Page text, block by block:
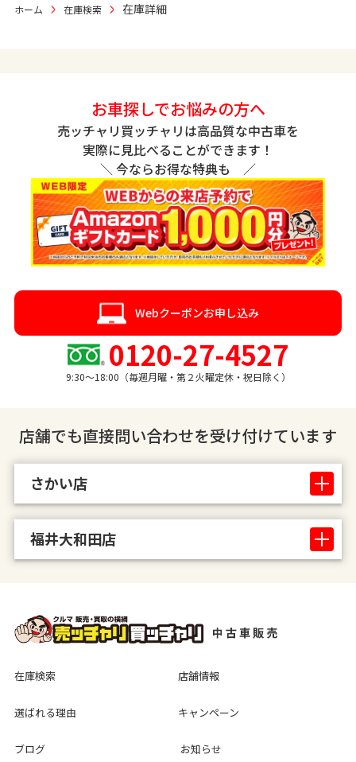
ホーム 在庫検索 在庫詳細
お車探しでお悩みの方へ
売ッチャリ買ッチャリは高品質な中古車を
実際に見比べることができます！
＼ 今ならお得な特典も ／
Webクーポンお申し込み
0120-27-4527
9:30〜18:00（毎週月曜・第２火曜定休・祝日除く）
店舗でも直接問い合わせを受け付けています
さかい店
福井大和田店
在庫検索 店舗情報
選ばれる理由 キャンペーン
ブログ お知らせ